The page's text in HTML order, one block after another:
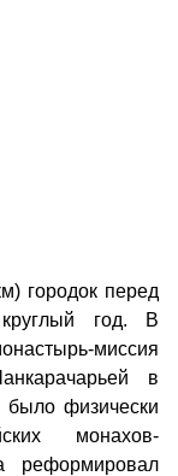
городок перед
год. В
миссия
в
было физически
монахов-
реформировал